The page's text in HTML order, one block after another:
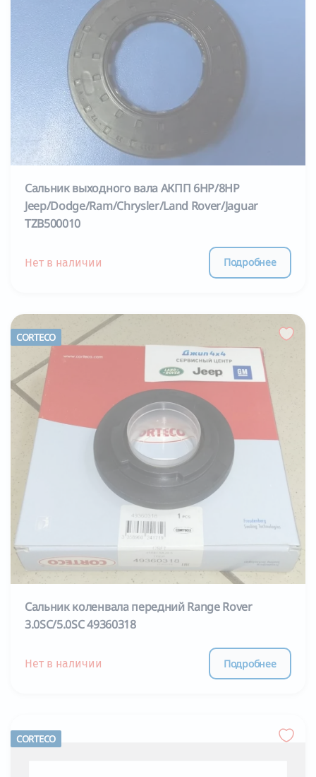
Сальник выходного вала АКПП 6HP/8HP
Jeep/Dodge/Ram/Chrysler/Land Rover/Jaguar
TZB500010
Нет в наличии Подробнее
CORTECO
Сальник коленвала передний Range Rover
3.0SC/5.0SC 49360318
Нет в наличии Подробнее
CORTECO